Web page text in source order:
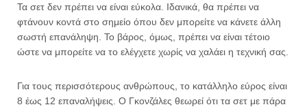
Τα σετ δεν πρέπει να είναι εύκολα. Ιδανικά, θα πρέπει να
φτάνουν κοντά στο σημείο όπου δεν μπορείτε να κάνετε άλλη
σωστή επανάληψη. Το βάρος, όμως, πρέπει να είναι τέτοιο
ώστε να μπορείτε να το ελέγχετε χωρίς να χαλάει η τεχνική σας.
Για τους περισσότερους ανθρώπους, το κατάλληλο εύρος είναι
8 έως 12 επαναλήψεις. Ο Γκονζάλες θεωρεί ότι τα σετ με πάρα